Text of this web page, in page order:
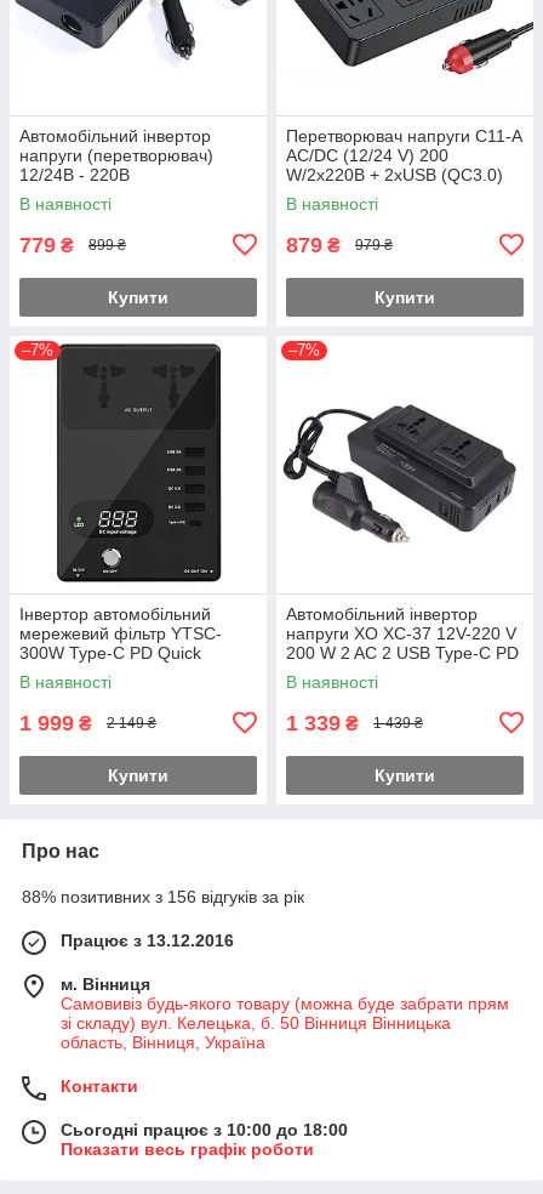
Автомобільний інвертор
напруги (перетворювач)
12/24В - 220В
В наявності
779 ₴ 899 ₴
Купити
Перетворювач напруги C11-A
AC/DC (12/24 V) 200
W/2x220В + 2xUSB (QC3.0)
2xType-C (30 W) LCD від
прикурювача
В наявності
879 ₴ 979 ₴
Купити
–7%
Інвертор автомобільний
мережевий фільтр YTSC-
300W Type-C PD Quick
Charge 3.0
В наявності
1 999 ₴ 2 149 ₴
Купити
–7%
Автомобільний інвертор
напруги XO XC-37 12V-220 V
200 W 2 AC 2 USB Type-C PD
20 W Чорний
В наявності
1 339 ₴ 1 439 ₴
Купити
Про нас
88% позитивних з 156 відгуків за рік
Працює з 13.12.2016
м. Вінниця
Самовивіз будь-якого товару (можна буде забрати прям
зі складу) вул. Келецька, б. 50 Вінниця Вінницька
область, Вінниця, Україна
Контакти
Сьогодні працює з 10:00 до 18:00
Показати весь графік роботи